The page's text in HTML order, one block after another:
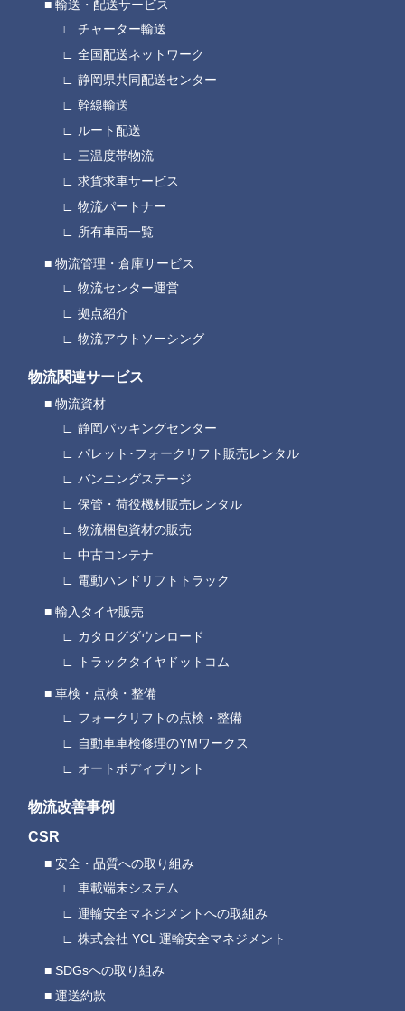
輸送・配送サービス
チャーター輸送
全国配送ネットワーク
静岡県共同配送センター
幹線輸送
ルート配送
三温度帯物流
求貨求車サービス
物流パートナー
所有車両一覧
物流管理・倉庫サービス
物流センター運営
拠点紹介
物流アウトソーシング
物流関連サービス
物流資材
静岡パッキングセンター
パレット･フォークリフト販売レンタル
バンニングステージ
保管・荷役機材販売レンタル
物流梱包資材の販売
中古コンテナ
電動ハンドリフトトラック
輸入タイヤ販売
カタログダウンロード
トラックタイヤドットコム
車検・点検・整備
フォークリフトの点検・整備
自動車車検修理のYMワークス
オートボディプリント
物流改善事例
CSR
安全・品質への取り組み
車載端末システム
運輸安全マネジメントへの取組み
株式会社 YCL 運輸安全マネジメント
SDGsへの取り組み
運送約款